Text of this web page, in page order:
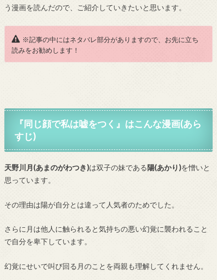
う漫画を読んだので、ご紹介していきたいと思います。
※記事の中にはネタバレ部分がありますので、お先に立ち
読みをお勧めします！
『同じ顔で私は嘘をつく』はこんな漫画(あら
すじ)
天野川月(あまのがわつき)は双子の妹である陽(あかり)を憎いと
思っています。
その理由は陽が自分とは違って人気者のためでした。
さらに月は他人に触られると気持ちの悪い幻覚に襲われること
で自分を卑下しています。
幻覚にせいで叫び回る月のことを両親も理解してくれません。